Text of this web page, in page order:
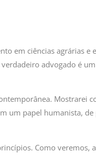
em ciências agrárias e
advogado é
Mostrarei
um papel humanista,
Como veremos,